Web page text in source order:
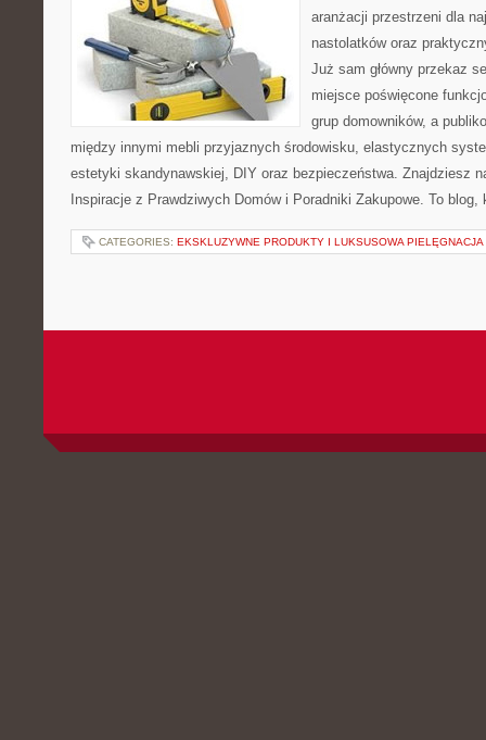
aranżacji przestrzeni dla
nastolatków oraz
Już sam główny przekaz
miejsce poświęcone
grup domowników, a
między innymi mebli przyjaznych środowisku, elastycznych
estetyki skandynawskiej, DIY oraz bezpieczeństwa. Znajdziesz
Inspiracje z Prawdziwych Domów i Poradniki Zakupowe. To
CATEGORIES: EKSKLUZYWNE PRODUKTY I LUKSUSOWA PIELĘGNACJA